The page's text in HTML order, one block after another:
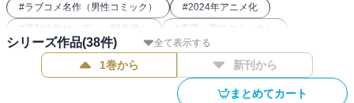
#ラブコメ名作（男性コミック） #2024年アニメ化
#週刊少年サンデー（80年代） # 恋愛（男性コミック）
#ロングセラーコミック #2025年アニメ化
週刊少年サンデー（90年代）
全て表示する
シリーズ作品(38件)
1巻から 新刊から
まとめてカート